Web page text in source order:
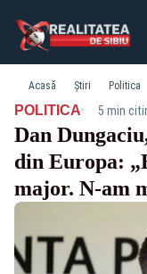
Acasă Știri Politica
POLITICA· 5 min
Dan
din Europa:
major. N-am